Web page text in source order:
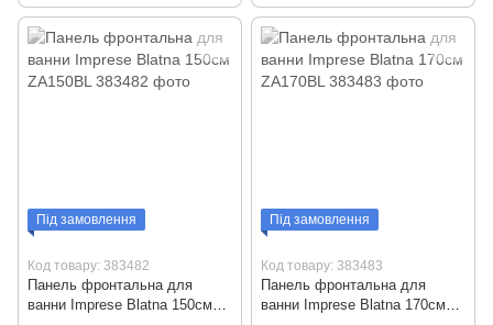
Під замовлення
Код товару: 383482
Панель фронтальна для
ванни Imprese Blatna 150см
Під замовлення
Код товару: 383483
Панель фронтальна для
ванни Imprese Blatna 170см